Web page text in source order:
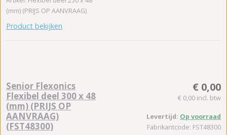
(mm) (PRIJS OP AANVRAAG)
Product bekijken
Senior Flexonics
Flexibel deel 300 x 48
(mm) (PRIJS OP
AANVRAAG)
(FST48300)
€ 0,00
€ 0,00 incl. btw
Levertijd: Op voorraad
Fabrikantcode: FST48300